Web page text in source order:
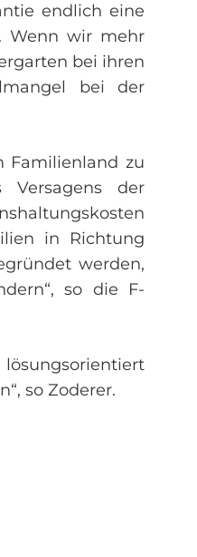
endlich eine
Wenn wir mehr
bei ihren
bei der
Familienland zu
der
in Richtung
werden,
so die F-
lösungsorientiert
so Zoderer.